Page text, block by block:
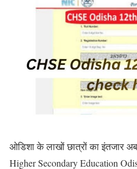
ओडिशा के लाखों छात्रों का इंतजार
Higher Secondary Education